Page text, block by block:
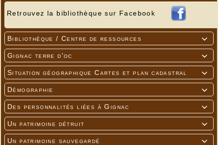
Retrouvez la bibliothèque sur Facebook

Bibliothèque / Centre de ressources

Gignac terre d'oc

Situation géographique Cartes et plan cadastral

Démographie

Des personnalités liées à Gignac

Un patrimoine détruit

Un patrimoine sauvegardé